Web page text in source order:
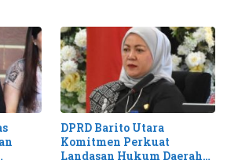
DPRD Barito Utara
Komitmen Perkuat
Landasan Hukum Daerah